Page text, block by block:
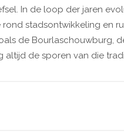
In de loop der jaren
stadsontwikkeling en
de Bourlaschouwburg,
altijd de sporen van die